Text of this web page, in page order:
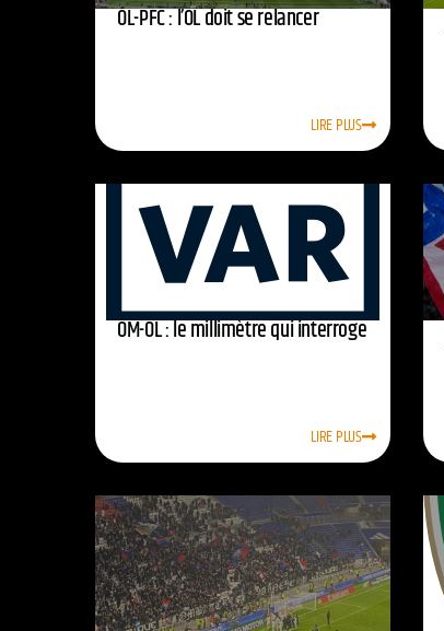
OL-PFC : l’OL doit se relancer
LIRE PLUS
OM-OL : le millimètre qui interroge
LIRE PLUS